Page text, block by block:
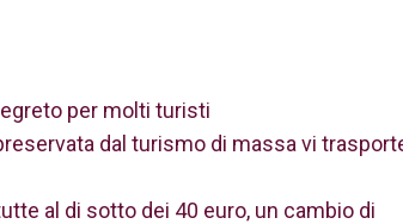
per molti turisti
dal turismo di massa vi
al di sotto dei 40 euro, un cambio di